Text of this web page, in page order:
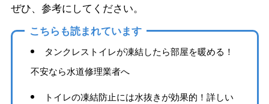
ぜひ、参考にしてください。
こちらも読まれています
タンクレストイレが凍結したら部屋を暖める！
不安なら水道修理業者へ
トイレの凍結防止には水抜きが効果的！詳しい